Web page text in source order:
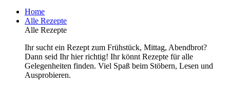
Home
Alle Rezepte
Alle Rezepte
Ihr sucht ein Rezept zum Frühstück, Mittag, Abendbrot?
Dann seid Ihr hier richtig! Ihr könnt Rezepte für alle
Gelegenheiten finden. Viel Spaß beim Stöbern, Lesen und
Ausprobieren.